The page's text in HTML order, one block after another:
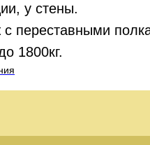
у стены.
переставными
1800кг.